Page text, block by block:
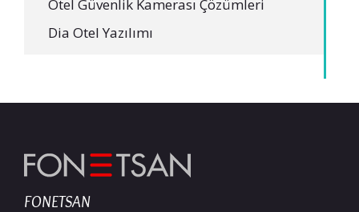
Otel Güvenlik Kamerası Çözümleri
Dia Otel Yazılımı
FONETSAN